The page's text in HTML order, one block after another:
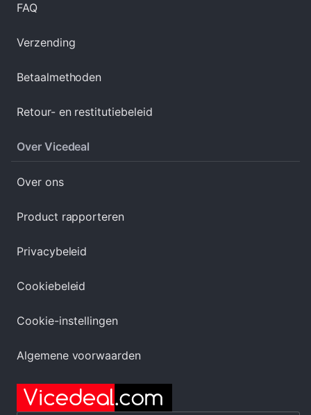
FAQ
Verzending
Betaalmethoden
Retour- en restitutiebeleid
Over Vicedeal
Over ons
Product rapporteren
Privacybeleid
Cookiebeleid
Cookie-instellingen
Algemene voorwaarden